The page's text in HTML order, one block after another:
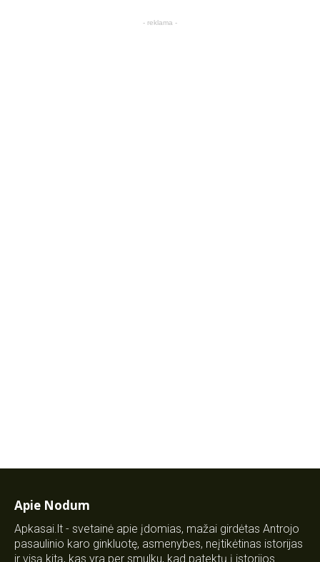
- reklama -
Apie Nodum
Apkasai.lt - svetainė apie įdomias, mažai girdėtas Antrojo
pasaulinio karo ginkluotę, asmenybes, neįtikėtinas istorijas
ir visą kitą, kas yra per smulku, kad patektų į istorijos